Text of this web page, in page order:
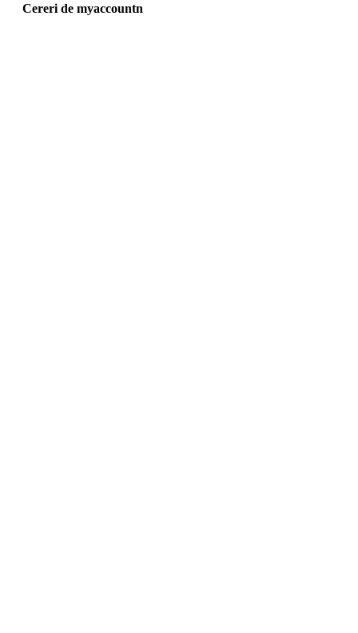
Cereri de myaccountn